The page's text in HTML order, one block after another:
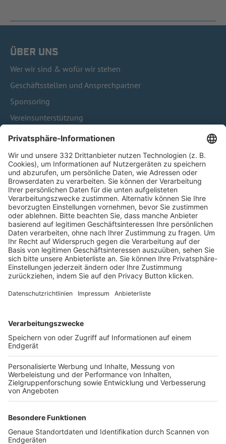
ÜBER UNS
Wer wir sind & wofür wir stehen
Geschäftsstellen und Ansprechpartner
Sponsoring
Vereinsunterstützung
Infothek
Kontakt
HÄUFIG BESUCHTE SEITEN
Pässe und Vereinswechsel
Trainerausbildung
Schulungsangebot Vereinsmitarbeiter
BFV-Geschäftsstellen
Trainerbörse
Login SpielPlus
TOP-VEREINE
TOP-PARTNER